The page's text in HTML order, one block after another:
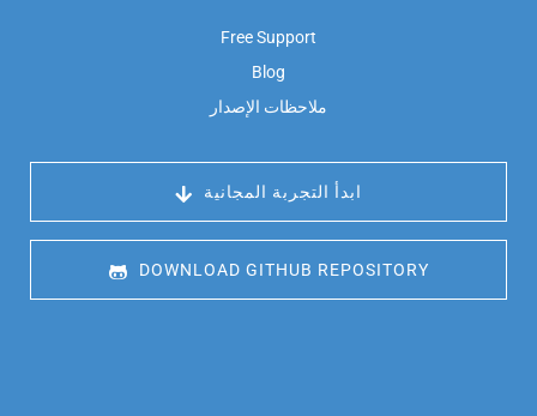
Free Support
Blog
ملاحظات الإصدار
ابدأ التجربة المجانية
DOWNLOAD GITHUB REPOSITORY